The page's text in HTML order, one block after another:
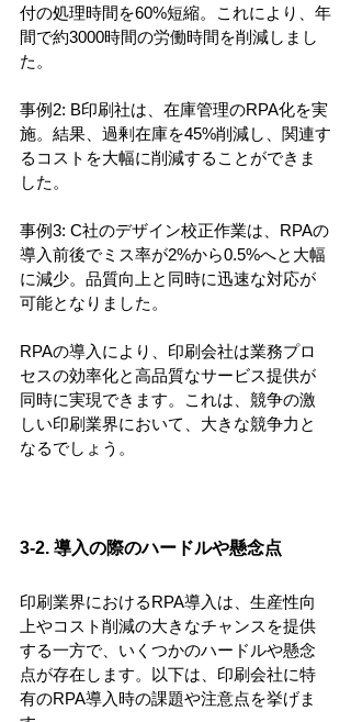
付の処理時間を60%短縮。これにより、年
間で約3000時間の労働時間を削減しまし
た。
事例2: B印刷社は、在庫管理のRPA化を実
施。結果、過剰在庫を45%削減し、関連す
るコストを大幅に削減することができま
した。
事例3: C社のデザイン校正作業は、RPAの
導入前後でミス率が2%から0.5%へと大幅
に減少。品質向上と同時に迅速な対応が
可能となりました。
RPAの導入により、印刷会社は業務プロ
セスの効率化と高品質なサービス提供が
同時に実現できます。これは、競争の激
しい印刷業界において、大きな競争力と
なるでしょう。
3-2. 導入の際のハードルや懸念点
印刷業界におけるRPA導入は、生産性向
上やコスト削減の大きなチャンスを提供
する一方で、いくつかのハードルや懸念
点が存在します。以下は、印刷会社に特
有のRPA導入時の課題や注意点を挙げま